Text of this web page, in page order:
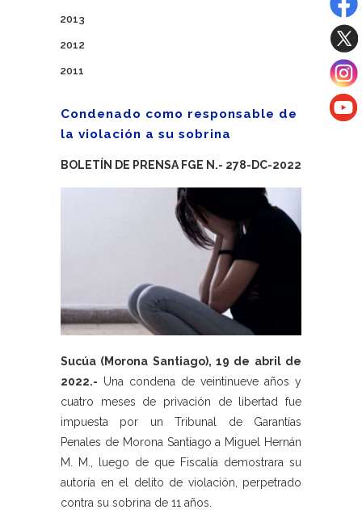
2013
2012
2011
Condenado como responsable de
la violación a su sobrina
BOLETÍN DE PRENSA FGE N.- 278-DC-2022
Sucúa (Morona Santiago), 19 de abril de
2022.- Una condena de veintinueve años y
cuatro meses de privación de libertad fue
impuesta por un Tribunal de Garantías
Penales de Morona Santiago a Miguel Hernán
M. M., luego de que Fiscalía demostrara su
autoría en el delito de violación, perpetrado
contra su sobrina de 11 años.